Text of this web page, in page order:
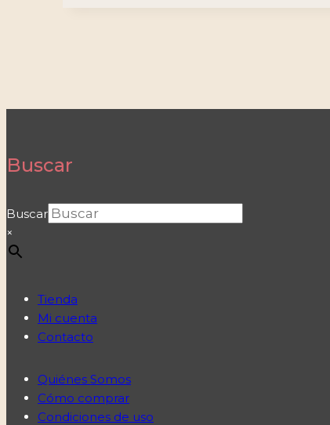
Buscar
Buscar
×
Tienda
Mi cuenta
Contacto
Quiénes Somos
Cómo comprar
Condiciones de uso